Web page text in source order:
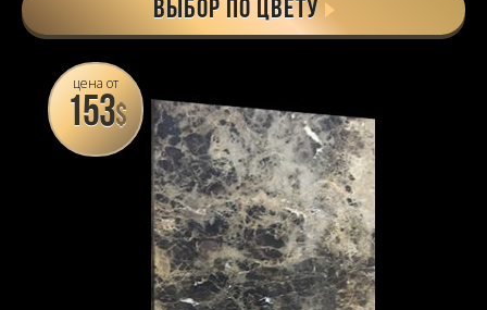
Выбор по цвету
цена от
153$